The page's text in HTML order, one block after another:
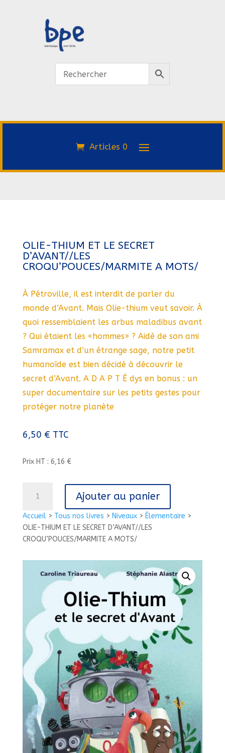
Articles 0
Accueil> Tous nos livres > Niveaux> Élementaire >
OLIE-THIUM ET LE SECRET D’AVANT//LES
CROQU’POUCES/MARMITE A MOTS/
OLIE-THIUM ET LE SECRET
D’AVANT//LES
CROQU’POUCES/MARMITE A MOTS/
À Pétroville, il est interdit de parler du
monde d’Avant. Mais Olie-thium veut savoir. À
quoi ressemblaient les arbus maladibus avant
? Qui étaient les «hommes» ? Aidé de son ami
Samramax et d’un étrange sage, notre petit
humanoïde est bien décidé à découvrir le
secret d’Avant. A D A P T É dys en bonus : un
super documentaire sur les petits gestes pour
protéger notre planète
6,50 € TTC
Prix HT : 6,16 €
OLIE-
THIUM
ET
CROQU'POUCES/MARMITE
MOTS/
Ajouter au panier